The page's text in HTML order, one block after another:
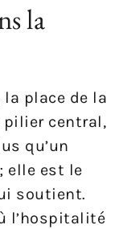
la
la place de la
pilier central,
qu’un
elle est le
soutient.
l’hospitalité